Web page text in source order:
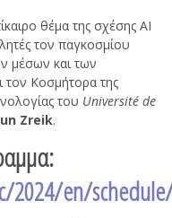
θέμα της σχέσης AI
τον παγκοσμίου
μέσων και των
τον Κοσμήτορα της
του Université de
Zreik.
2024/en/